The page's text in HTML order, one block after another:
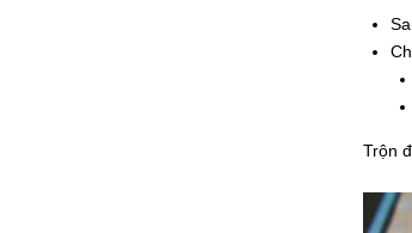
Trộn